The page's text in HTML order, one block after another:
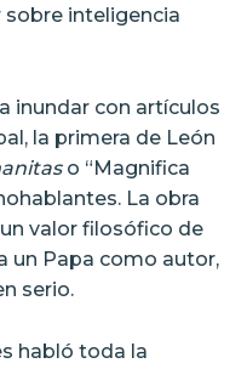
sobre inteligencia
inundar con artículos
la primera de León
o “Magnifica
La obra
valor filosófico de
un Papa como autor,
serio.
habló toda la